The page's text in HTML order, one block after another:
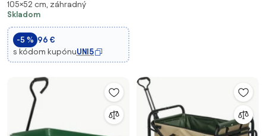
slnečnou strechou, rukoväťou
a nosnou taškou, s nosnosťou
až 100 kg, Oxford, čierna |
Aosom
105×52 cm, záhradný
Skladom
-5 % 96 €
s kódom kupónuUNI5